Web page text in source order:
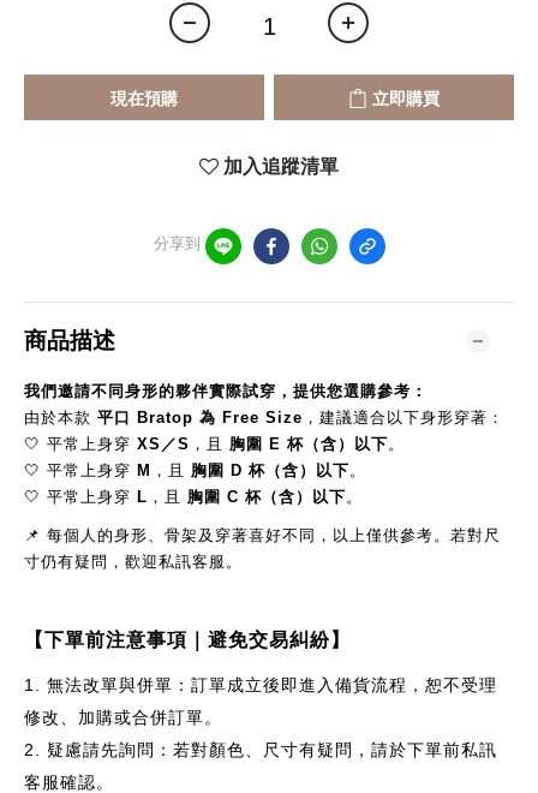
現在預購 立即購買
加入追蹤清單
分享到
商品描述
我們邀請不同身形的夥伴實際試穿，提供您選購參考：
由於本款 平口 Bratop 為 Free Size ，建議適合以下身形穿著：
🤍 平常上身穿 XS／S ，且 胸圍 E 杯（含）以下。
🤍 平常上身穿 M ，且 胸圍 D 杯（含）以下。
🤍 平常上身穿 L ，且 胸圍 C 杯（含）以下。
📌 每個人的身形、骨架及穿著喜好不同，以上僅供參考。若對尺
寸仍有疑問，歡迎私訊客服。
【下單前注意事項｜避免交易糾紛】
1.
無法改單與併單：訂單成立後即進入備貨流程，恕不受理
修改、加購或合併訂單。
2.
疑慮請先詢問：若對顏色、尺寸有疑問，請於下單前私訊
客服確認。